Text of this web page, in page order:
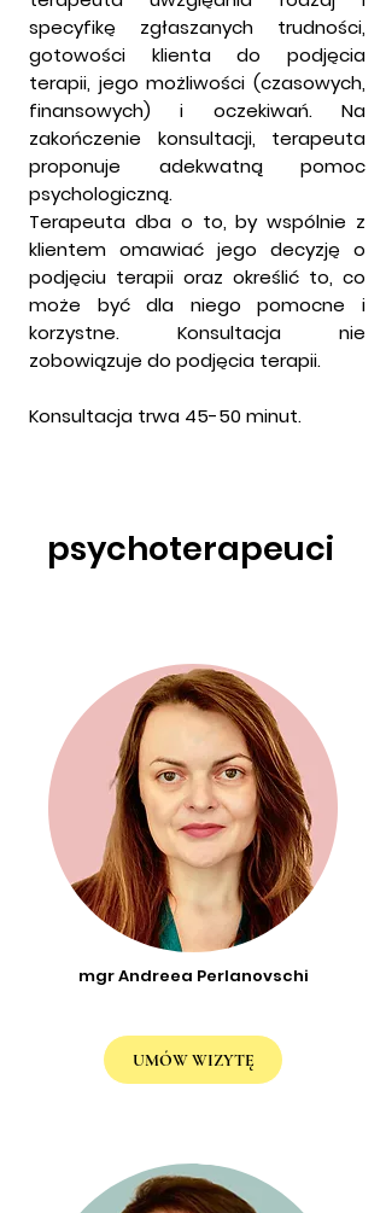
specyfikę zgłaszanych trudności,
gotowości klienta do podjęcia
terapii, jego możliwości (czasowych,
finansowych) i oczekiwań. Na
zakończenie konsultacji, terapeuta
proponuje adekwatną pomoc
psychologiczną.
Terapeuta dba o to, by wspólnie z
klientem omawiać jego decyzję o
podjęciu terapii oraz określić to, co
może być dla niego pomocne i
korzystne. Konsultacja nie
zobowiązuje do podjęcia terapii.
Konsultacja trwa 45-50 minut.
psychoterapeuci
mgr Andreea Perlanovschi
UMÓW WIZYTĘ